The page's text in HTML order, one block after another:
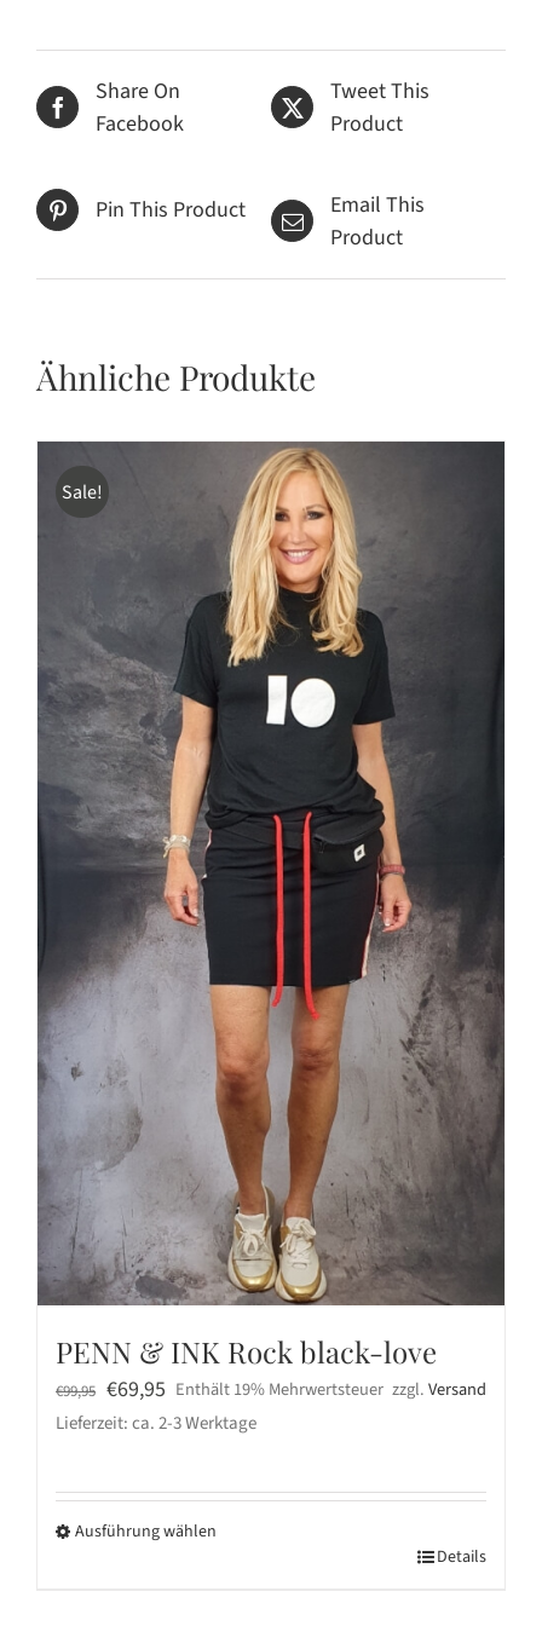
Share On
Facebook
Tweet This
Product
Pin This Product
Email This
Product
Ähnliche Produkte
Sale!
PENN & INK Rock black-love
€99,95 Ursprünglicher
Preis
€99,95
€69,95 Aktueller
Preis
€69,95.
Enthält 19% Mehrwertsteuer zzgl.Versand
Lieferzeit: ca. 2-3 Werktage
Ausführung wählen
Details